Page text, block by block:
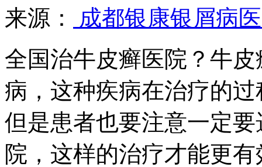
来源：
成都银康银屑病
全国治牛皮癣医院？牛
病，这种疾病在治疗的
但是患者也要注意一定
院，这样的治疗才能更